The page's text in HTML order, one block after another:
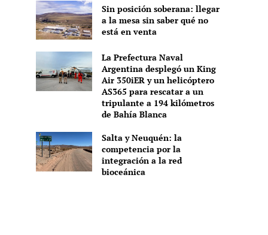
Sin posición soberana: llegar
a la mesa sin saber qué no
está en venta
La Prefectura Naval
Argentina desplegó un King
Air 350iER y un helicóptero
AS365 para rescatar a un
tripulante a 194 kilómetros
de Bahía Blanca
Salta y Neuquén: la
competencia por la
integración a la red
bioceánica